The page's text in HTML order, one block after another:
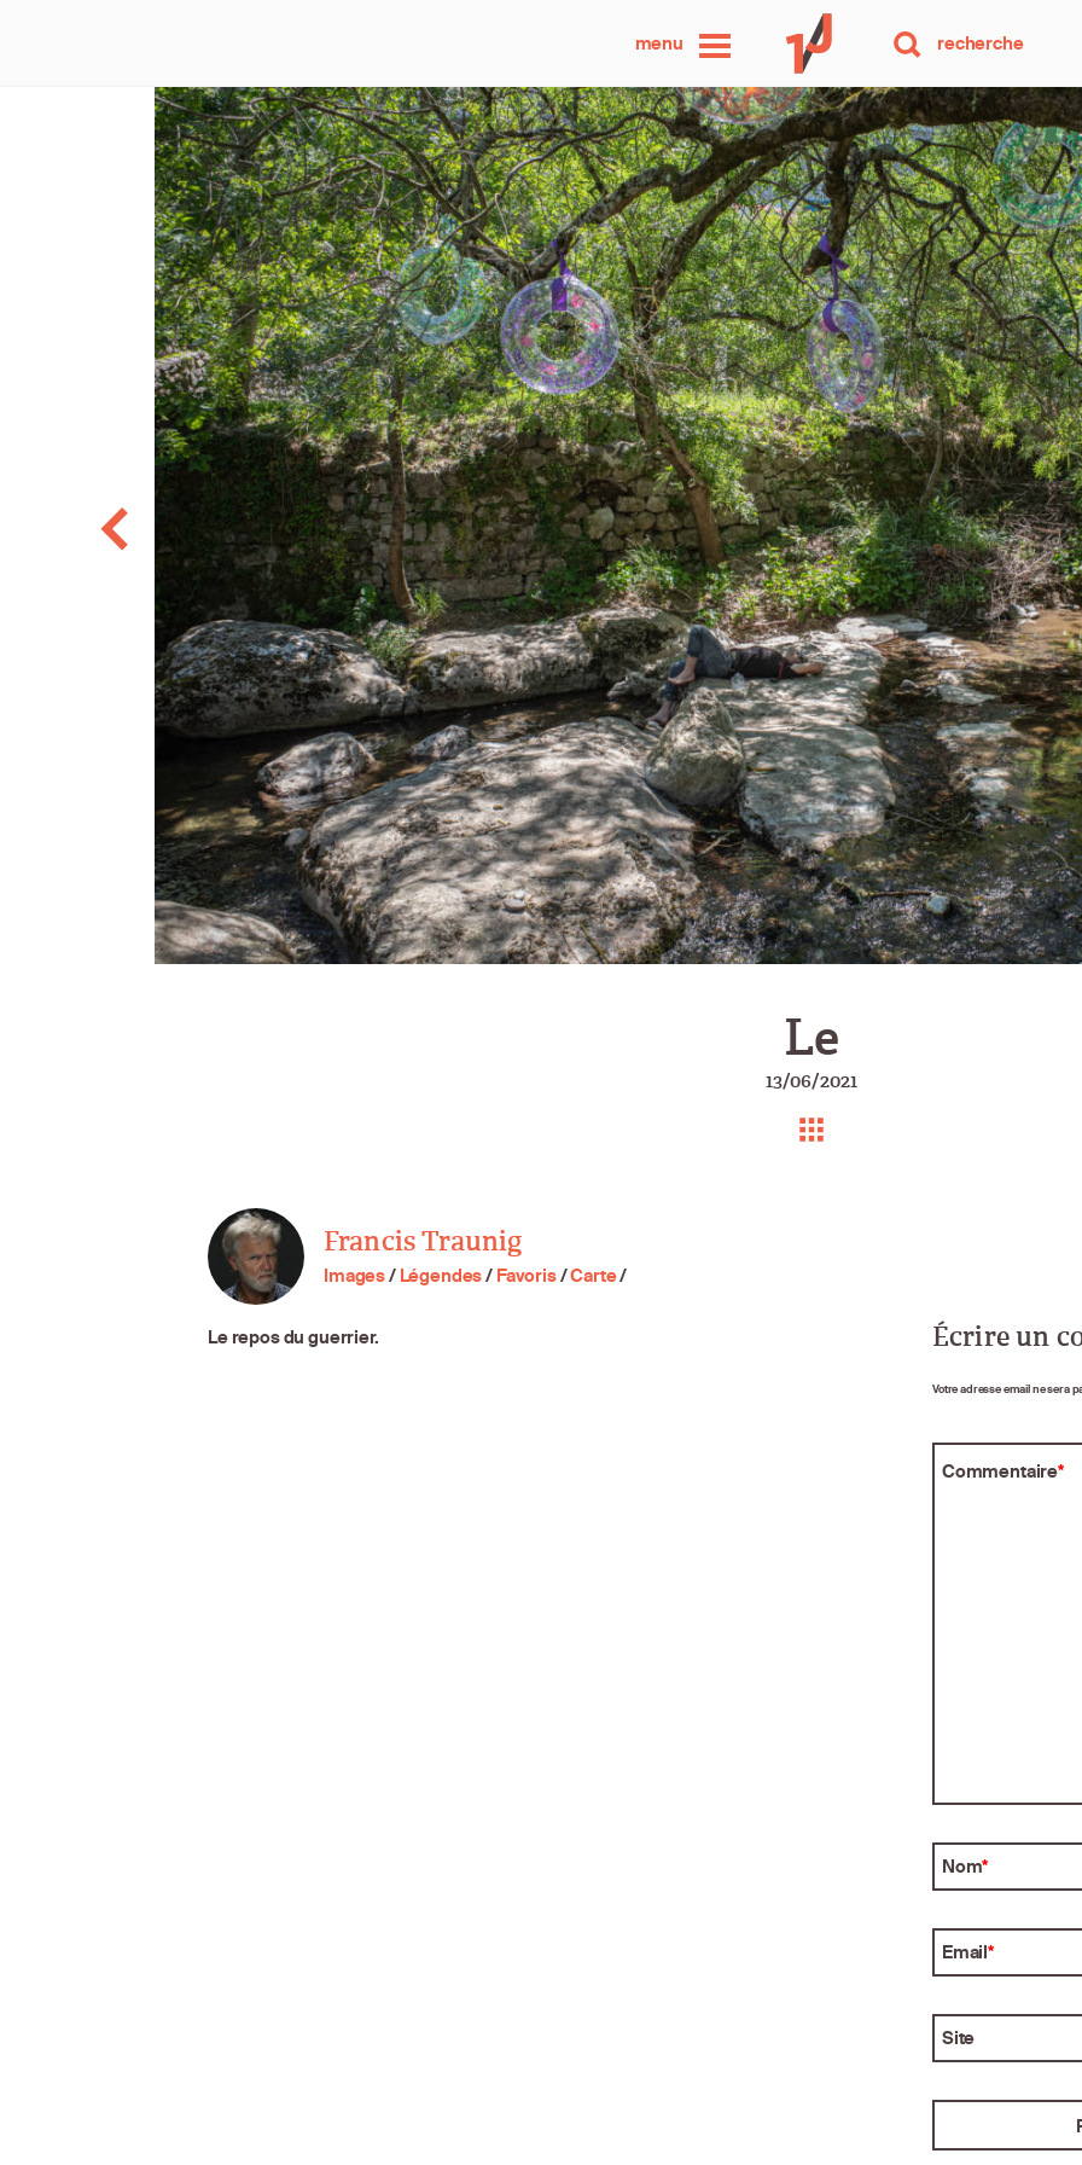
menu
une
photo
par
jour
recherche
Le
13/06/2021
Francis Traunig
Images/ Légendes/ Favoris/Carte/
Le repos du guerrier. Écrire un
Votre adresse email ne sera
Commentaire*
Nom*
Email*
Site